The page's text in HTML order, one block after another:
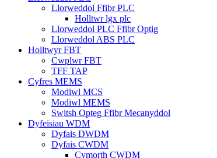
Llorweddol Ffibr PLC
Holltwr lgx plc
Llorweddol PLC Ffibr Optig
Llorweddol ABS PLC
Holltwyr FBT
Cwplwr FBT
TFF TAP
Cyfres MEMS
Modiwl MCS
Modiwl MEMS
Switsh Opteg Ffibr Mecanyddol
Dyfeisiau WDM
Dyfais DWDM
Dyfais CWDM
Cymorth CWDM